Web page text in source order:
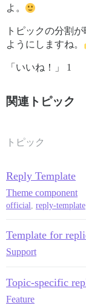
よ。
トピックの分割
ようにしますね。
「いいね！」 1
関連トピック
トピック
Reply Template
Theme component
official reply-template
Template for
Support
Topic-specific
Feature